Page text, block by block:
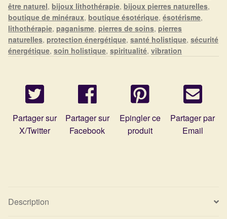
intérieur
Les pierres en détail
Test — Quelle Gardienne ?
La roue de l’année
Mon compte
être naturel, bijoux lithothérapie, bijoux pierres naturelles,
boutique de minéraux, boutique ésotérique, ésotérisme,
lithothérapie, paganisme, pierres de soins, pierres
naturelles, protection énergétique, santé holistique, sécurité
énergétique, soin holistique, spiritualité, vibration
Partager sur
X/Twitter
Partager sur
Facebook
Epingler ce
produit
Partager par
Email
Description